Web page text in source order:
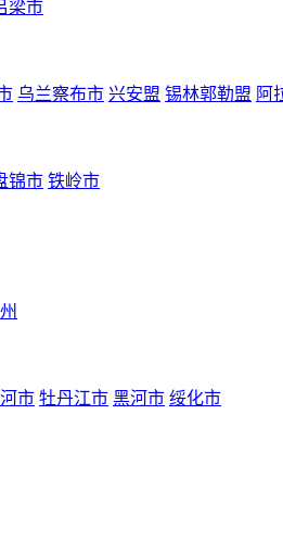
梁市
乌兰察布市 兴安盟 锡林郭勒盟 阿
锦市 铁岭市
市 牡丹江市 黑河市 绥化市